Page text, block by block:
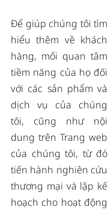
Để giúp chúng tôi tìm
hiểu thêm về khách
hàng, mối quan tâm
tiềm năng của họ đối
với các sản phẩm và
dịch vụ của chúng
tôi, cũng như nội
dung trên Trang web
của chúng tôi, từ đó
tiến hành nghiên cứu
thương mại và lập kế
hoạch cho hoạt động